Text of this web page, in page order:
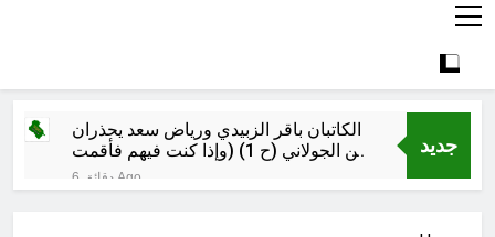
جديد
الكاتبان باقر الزبيدي ورياض سعد يحذران
من الجولاني (ح 1) (وإذا كنت فيهم فأقمت
لهم الصلاة فلتقم طائفة منهم معك
وليأخذوا أٍسلحتهم)
6 دقائق Ago